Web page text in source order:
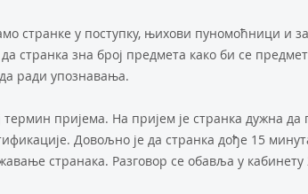
странке у поступку, њихови пуномоћници и
странка зна број предмета како би се
ради упознавања.
термин пријема. На пријем је странка дужна
Довољно је да странка дође 15
странака. Разговор се обавља у кабинету